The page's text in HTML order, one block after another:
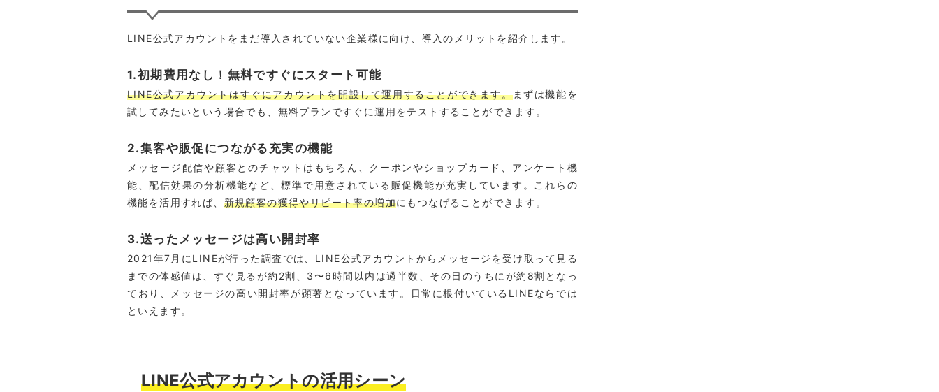
LINE公式アカウントをまだ導入されていない企業様に向け、導入のメリットを紹介します。
1.初期費用なし！無料ですぐにスタート可能
LINE公式アカウントはすぐにアカウントを開設して運用することができます。まずは機能を
試してみたいという場合でも、無料プランですぐに運用をテストすることができます。
2.集客や販促につながる充実の機能
メッセージ配信や顧客とのチャットはもちろん、クーポンやショップカード、アンケート機
能、配信効果の分析機能など、標準で用意されている販促機能が充実しています。これらの
機能を活用すれば、 新規顧客の獲得やリピート率の増加にもつなげることができます。
3.送ったメッセージは高い開封率
2021年7月にLINEが行った調査では、LINE公式アカウントからメッセージを受け取って見る
までの体感値は、すぐ見るが約2割、3〜6時間以内は過半数、その日のうちにが約8割となっ
ており、メッセージの高い開封率が顕著となっています。日常に根付いているLINEならでは
といえます。
LINE公式アカウントの活用シーン